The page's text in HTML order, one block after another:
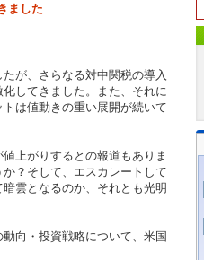
ました
が、さらなる対中関税の導入
してきました。また、それに
は値動きの重い展開が続いて
上がりするとの報道もありま
？そして、エスカレートして
雲となるのか、それとも光明
向・投資戦略について、米国